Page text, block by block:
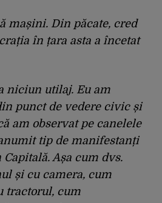
mașini. Din păcate, cred
în țara asta a încetat
niciun utilaj. Eu am
punct de vedere civic și
am observat pe canelele
tip de manifestanți
Așa cum dvs.
și cu camera, cum
tractorul, cum